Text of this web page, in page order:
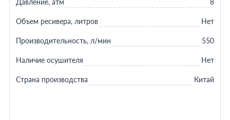
Давление, атм 8
Объем ресивера, литров Нет
Производительность, л/мин 550
Наличие осушителя Нет
Страна производства Китай